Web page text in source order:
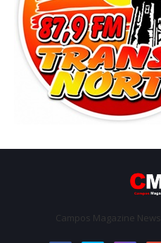
Campos Magazine